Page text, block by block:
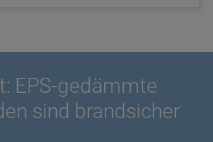
EPS-gedämmte
sind brandsicher